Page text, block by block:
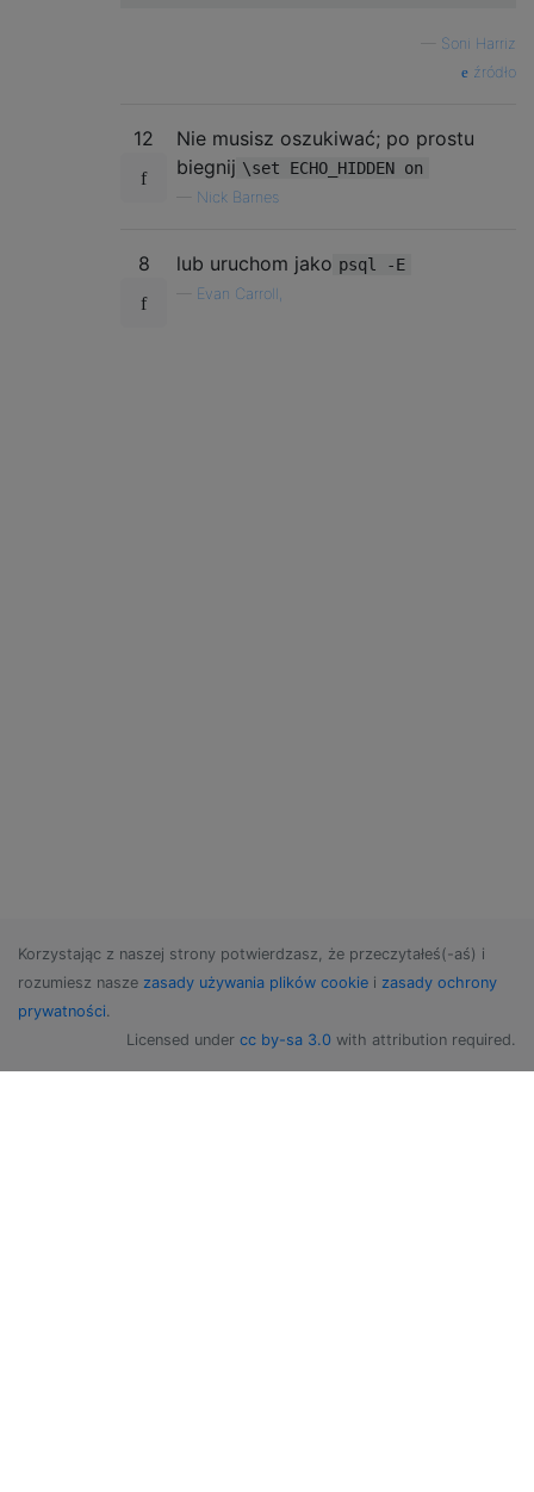
Soni Harriz
źródło
12
Nie musisz oszukiwać; po prostu
biegnij \set ECHO_HIDDEN on
Nick Barnes
8 lub uruchom jako psql -E
Evan Carroll,
Korzystając z naszej strony potwierdzasz, że przeczytałeś(-aś) i
rozumiesz nasze zasady używania plików cookie i zasady ochrony
prywatności.
Licensed under cc by-sa 3.0 with attribution required.